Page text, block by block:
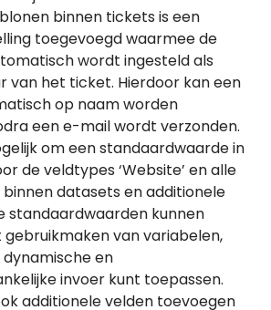
binnen tickets is een
toegevoegd waarmee de
wordt ingesteld als
van het ticket. Hierdoor kan een
op naam worden
een e-mail wordt verzonden.
om een standaardwaarde in
de veldtypes ‘Website’ en alle
datasets en additionele
standaardwaarden kunnen
van variabelen,
en
invoer kunt toepassen.
additionele velden toevoegen